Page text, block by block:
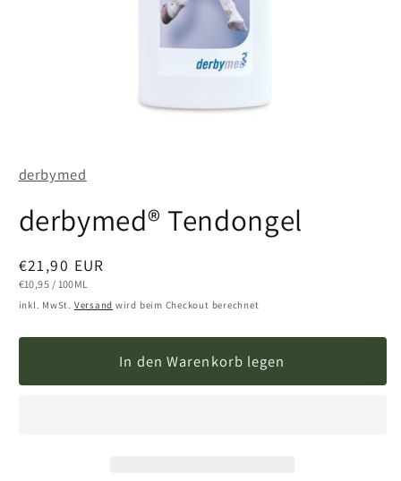
Modal
derbymed
derbymed® Tendongel
Normaler
Preis
€21,90 EUR
STÜCKPREIS
€10,95 / PRO
100ML
inkl. MwSt. Versand wird beim Checkout berechnet
In den Warenkorb legen